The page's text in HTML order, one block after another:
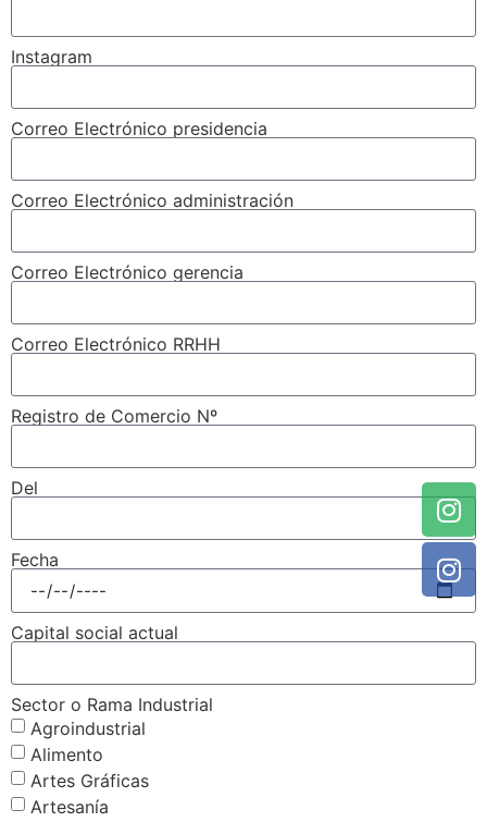
Instagram
Correo Electrónico presidencia
Correo Electrónico administración
Correo Electrónico gerencia
Correo Electrónico RRHH
Registro de Comercio Nº
Del
Fecha
Capital social actual
Sector o Rama Industrial
Agroindustrial
Alimento
Artes Gráficas
Artesanía